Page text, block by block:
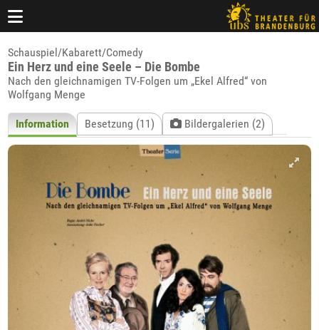
Schauspiel/Kabarett/Comedy
Ein Herz und eine Seele – Die Bombe
Nach den gleichnamigen TV-Folgen um „Ekel Alfred“ von
Wolfgang Menge
Information Besetzung (11) Bildergalerien (2)